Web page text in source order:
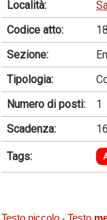
Località:
Codice atto:
Sezione:
Tipologia:
Numero di posti:
1
Scadenza:
Tags: